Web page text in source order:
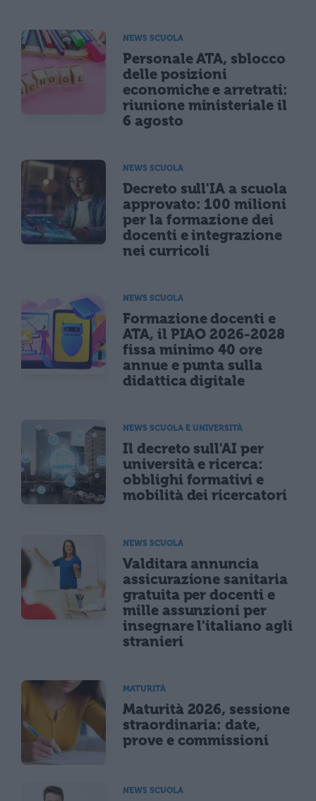
NEWS SCUOLA
Personale ATA, sblocco
delle posizioni
economiche e arretrati:
riunione ministeriale il
6 agosto
NEWS SCUOLA
Decreto sull'IA a scuola
approvato: 100 milioni
per la formazione dei
docenti e integrazione
nei curricoli
NEWS SCUOLA
Formazione docenti e
ATA, il PIAO 2026-2028
fissa minimo 40 ore
annue e punta sulla
didattica digitale
NEWS SCUOLA E UNIVERSITÀ
Il decreto sull'AI per
università e ricerca:
obblighi formativi e
mobilità dei ricercatori
NEWS SCUOLA
Valditara annuncia
assicurazione sanitaria
gratuita per docenti e
mille assunzioni per
insegnare l'italiano agli
stranieri
MATURITÀ
Maturità 2026, sessione
straordinaria: date,
prove e commissioni
NEWS SCUOLA